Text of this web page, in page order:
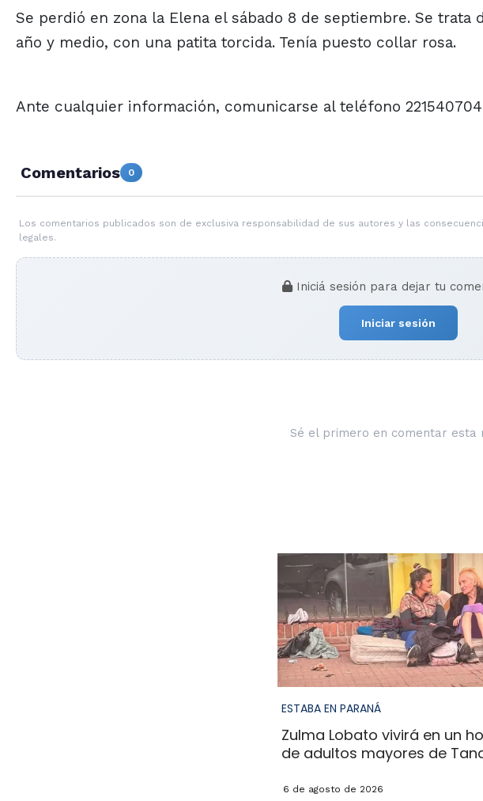
Se perdió en zona la Elena el sábado 8 de septiembre. Se
año y medio, con una patita torcida. Tenía puesto collar rosa.
Ante cualquier información, comunicarse al teléfono
Comentarios 0
Los comentarios publicados son de exclusiva responsabilidad de sus autores y las
legales.
Iniciá sesión para dejar tu
Iniciar sesión
Sé el primero en comentar esta
ESTABA EN PARANÁ
Zulma Lobato vivirá en un
de adultos mayores de
6 de agosto de 2026